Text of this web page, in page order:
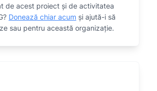
de acest proiect și de activitatea
Donează chiar acum și ajută-i să
sau pentru această organizaţie.